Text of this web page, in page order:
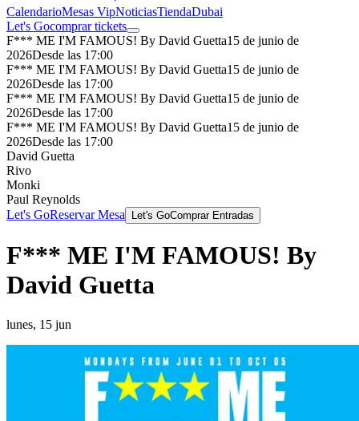
CalendarioMesas VipNoticiasTiendaDubai
Let's Gocomprar tickets
F*** ME I'M FAMOUS! By David Guetta15 de junio de
2026Desde las 17:00
F*** ME I'M FAMOUS! By David Guetta15 de junio de
2026Desde las 17:00
F*** ME I'M FAMOUS! By David Guetta15 de junio de
2026Desde las 17:00
F*** ME I'M FAMOUS! By David Guetta15 de junio de
2026Desde las 17:00
David Guetta
Rivo
Monki
Paul Reynolds
Let's GoReservar Mesa Let's GoComprar Entradas
F*** ME I'M FAMOUS! By
David Guetta
lunes, 15 jun